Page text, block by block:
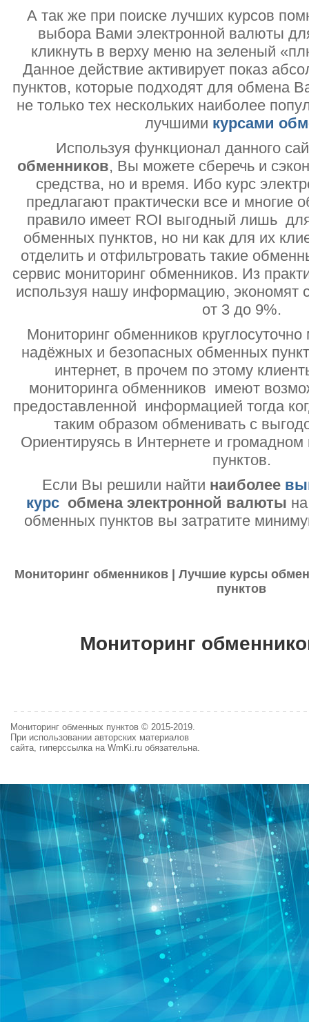
А так же при поиске лучших курсов
выбора Вами электронной валюты
кликнуть в верху меню на зеленый
Данное действие активирует показ
пунктов, которые подходят для обмена
не только тех нескольких наиболее
лучшими курсами
Используя функционал данного
обменников, Вы можете сберечь и
средства, но и время. Ибо курс
предлагают практически все и многие
правило имеет ROI выгодный лишь
обменных пунктов, но ни как для их
отделить и отфильтровать такие
сервис мониторинг обменников. Из
используя нашу информацию, экономят
от 3 до 9%.
Мониторинг обменников круглосуточно
надёжных и безопасных обменных
интернет, в прочем по этому
мониторинга обменников имеют
предоставленной информацией тогда
таким образом обменивать с
Ориентируясь в Интернете и
пунктов.
Если Вы решили найти наиболее
курс обмена электронной валюты
обменных пунктов вы затратите
Мониторинг обменников | Лучшие курсы
пунктов
Мониторинг
Мониторинг обменных пунктов © 2015-2019.
При использовании авторских материалов
сайта, гиперссылка на WmKi.ru обязательна.